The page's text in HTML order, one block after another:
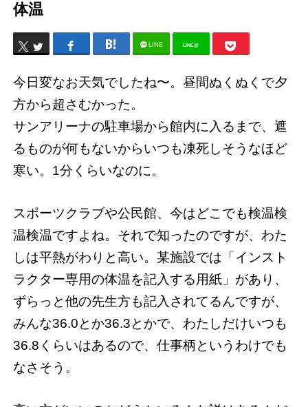
体温
LINE LINE@
今日変なお天気でしたね〜。昼間ぬくぬくで夕
方から超さむかった。
サンアリーナの駐車場から館内に入るまで、遮
るものが何もないからいつも凍死しそうなほど
寒い。1分くらいなのに。
スポーツクラブや公民館、今はどこでも検温検
温検温ですよね。それで知ったのですが、わた
しは平熱がわりと高い。某施設では「インスト
ラクター専用の体温を記入する用紙」があり、
ずらっと他の先生方も記入されてるんですが、
みんな36.0とか36.3とかで、わたしだけいつも
36.8くらいはあるので、仕事柄というわけでも
なさそう。